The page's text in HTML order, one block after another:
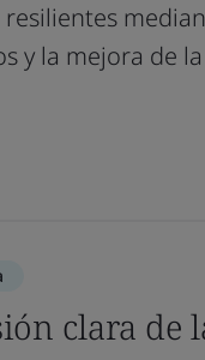
y la mejora de
clara de